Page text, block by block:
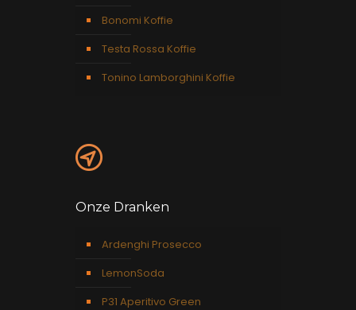
Bonomi Koffie
Testa Rossa Koffie
Tonino Lamborghini Koffie
Onze Dranken
Ardenghi Prosecco
LemonSoda
P31 Aperitivo Green